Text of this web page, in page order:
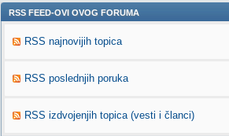
RSS FEED-OVI OVOG FORUMA
RSS najnovijih topica
RSS poslednjih poruka
RSS izdvojenjih topica (vesti i članci)